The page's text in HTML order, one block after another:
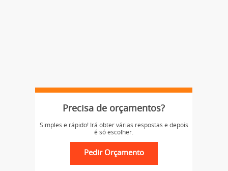
Precisa de orçamentos?
Simples e rápido! Irá obter várias respostas e depois
é só escolher.